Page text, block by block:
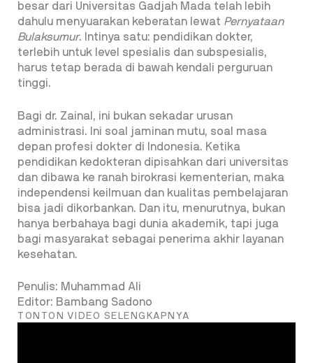
besar dari Universitas Gadjah Mada telah lebih
dahulu menyuarakan keberatan lewat Pernyataan
Bulaksumur. Intinya satu: pendidikan dokter,
terlebih untuk level spesialis dan subspesialis,
harus tetap berada di bawah kendali perguruan
tinggi.
Bagi dr. Zainal, ini bukan sekadar urusan
administrasi. Ini soal jaminan mutu, soal masa
depan profesi dokter di Indonesia. Ketika
pendidikan kedokteran dipisahkan dari universitas
dan dibawa ke ranah birokrasi kementerian, maka
independensi keilmuan dan kualitas pembelajaran
bisa jadi dikorbankan. Dan itu, menurutnya, bukan
hanya berbahaya bagi dunia akademik, tapi juga
bagi masyarakat sebagai penerima akhir layanan
kesehatan.
Penulis: Muhammad Ali
Editor: Bambang Sadono
TONTON VIDEO SELENGKAPNYA